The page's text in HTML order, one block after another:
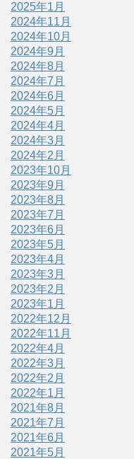
2025年1月
2024年11月
2024年10月
2024年9月
2024年8月
2024年7月
2024年6月
2024年5月
2024年4月
2024年3月
2024年2月
2023年10月
2023年9月
2023年8月
2023年7月
2023年6月
2023年5月
2023年4月
2023年3月
2023年2月
2023年1月
2022年12月
2022年11月
2022年4月
2022年3月
2022年2月
2022年1月
2021年8月
2021年7月
2021年6月
2021年5月